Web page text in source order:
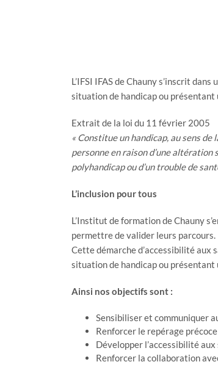
L’IFSI IFAS de Chauny s’inscrit
situation de handicap ou
Extrait de la loi du 11 février 2005
« Constitue un handicap, au sens
personne en raison d’une
polyhandicap ou d’un trouble de
L’inclusion pour tous
L’Institut de formation de Chauny
permettre de valider leurs parcours.
Cette démarche d’accessibilité aux
situation de handicap ou
Ainsi nos objectifs sont :
Sensibiliser et communiquer
Renforcer le repérage
Développer l’accessibilité aux
Renforcer la collaboration